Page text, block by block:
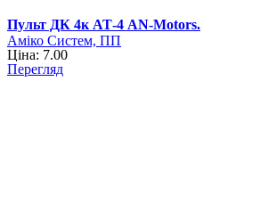
Пульт ДК 4к АТ-4 AN-Motors.
Аміко Систем, ПП
Ціна: 7.00
Перегляд